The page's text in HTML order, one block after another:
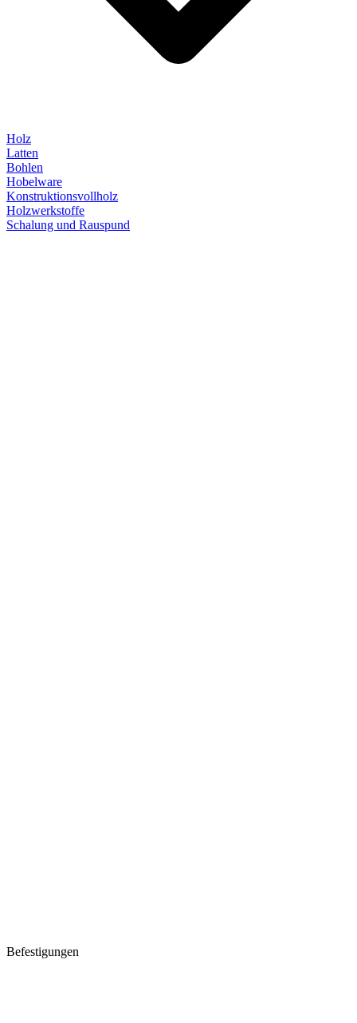
Holz
Latten
Bohlen
Hobelware
Konstruktionsvollholz
Holzwerkstoffe
Schalung und Rauspund
Befestigungen